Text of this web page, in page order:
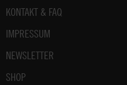
Fußbereich
KONTAKT & FAQ
IMPRESSUM
NEWSLETTER
SHOP